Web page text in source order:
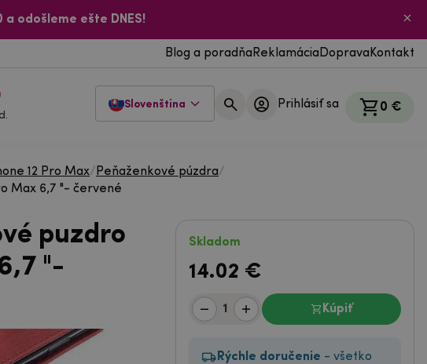
odošleme ešte DNES!
Blog a poradňa Reklamácia Doprava Kontakt
Slovenština Prihlásiť sa 0 €
12 Pro Max/ Peňaženkové púzdra/
Max 6,7 "- červené
puzdro
"-
Skladom
14.02 €
Kúpiť
Rýchle doručenie - všetko